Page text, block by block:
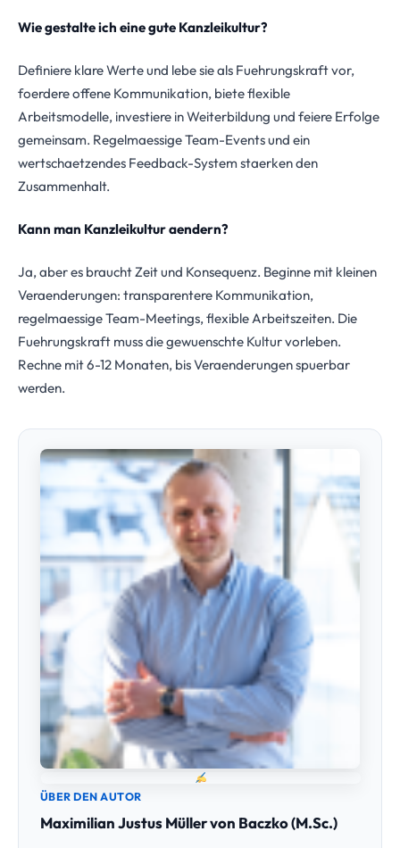
Wie gestalte ich eine gute Kanzleikultur?
Definiere klare Werte und lebe sie als Fuehrungskraft vor,
foerdere offene Kommunikation, biete flexible
Arbeitsmodelle, investiere in Weiterbildung und feiere Erfolge
gemeinsam. Regelmaessige Team-Events und ein
wertschaetzendes Feedback-System staerken den
Zusammenhalt.
Kann man Kanzleikultur aendern?
Ja, aber es braucht Zeit und Konsequenz. Beginne mit kleinen
Veraenderungen: transparentere Kommunikation,
regelmaessige Team-Meetings, flexible Arbeitszeiten. Die
Fuehrungskraft muss die gewuenschte Kultur vorleben.
Rechne mit 6-12 Monaten, bis Veraenderungen spuerbar
werden.
ÜBER DEN AUTOR
Maximilian Justus Müller von Baczko (M.Sc.)